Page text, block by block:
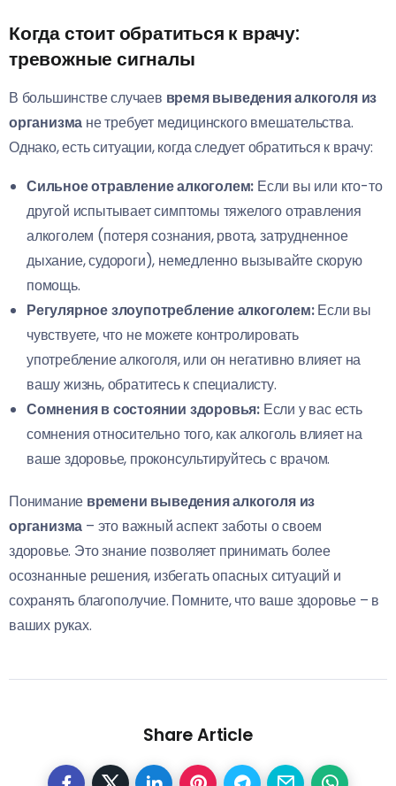
Когда стоит обратиться к врачу:
тревожные сигналы
В большинстве случаев время выведения алкоголя из
организма не требует медицинского вмешательства.
Однако, есть ситуации, когда следует обратиться к врачу:
Сильное отравление алкоголем: Если вы или кто-то
другой испытывает симптомы тяжелого отравления
алкоголем (потеря сознания, рвота, затрудненное
дыхание, судороги), немедленно вызывайте скорую
помощь.
Регулярное злоупотребление алкоголем:Если вы
чувствуете, что не можете контролировать
употребление алкоголя, или он негативно влияет на
вашу жизнь, обратитесь к специалисту.
Сомнения в состоянии здоровья: Если у вас есть
сомнения относительно того, как алкоголь влияет на
ваше здоровье, проконсультируйтесь с врачом.
Понимание времени выведения алкоголя из
организма – это важный аспект заботы о своем
здоровье. Это знание позволяет принимать более
осознанные решения, избегать опасных ситуаций и
сохранять благополучие. Помните, что ваше здоровье – в
ваших руках.
Share Article